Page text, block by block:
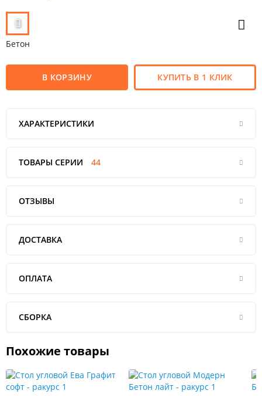
Бетон
В КОРЗИНУ КУПИТЬ В 1 КЛИК
ХАРАКТЕРИСТИКИ
ТОВАРЫ СЕРИИ 44
ОТЗЫВЫ
ДОСТАВКА
ОПЛАТА
СБОРКА
Похожие товары